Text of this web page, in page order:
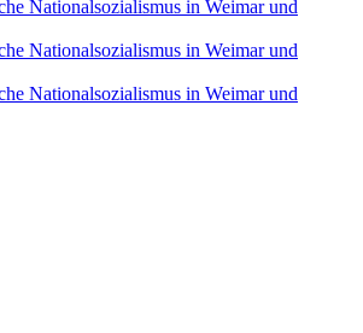
Nationalsozialismus in Weimar und
Nationalsozialismus in Weimar und
Nationalsozialismus in Weimar und